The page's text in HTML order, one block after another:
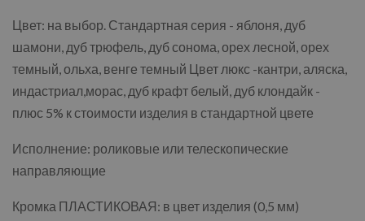
Цвет: на выбор. Стандартная серия - яблоня, дуб
шамони, дуб трюфель, дуб сонома, орех лесной, орех
темный, ольха, венге темный Цвет люкс -кантри, аляска,
индастриал,морас, дуб крафт белый, дуб клондайк -
плюс 5% к стоимости изделия в стандартной цвете
Исполнение: роликовые или телескопические
направляющие
Кромка ПЛАСТИКОВАЯ: в цвет изделия (0,5 мм)